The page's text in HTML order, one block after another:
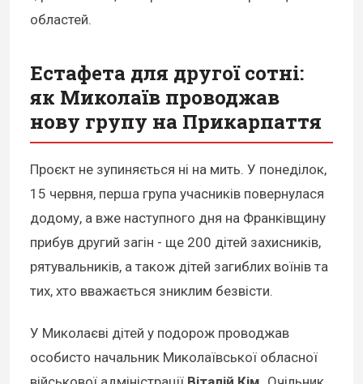
областей.
Естафета для другої сотні:
як Миколаїв проводжав
нову групу на Прикарпаття
Проєкт не зупиняється ні на мить. У понеділок,
15 червня, перша група учасників повернулася
додому, а вже наступного дня на Франківщину
прибув другий загін - ще 200 дітей захисників,
рятувальників, а також дітей загиблих воїнів та
тих, хто вважається зниклим безвісти.
У Миколаєві дітей у подорож проводжав
особисто начальник Миколаївської обласної